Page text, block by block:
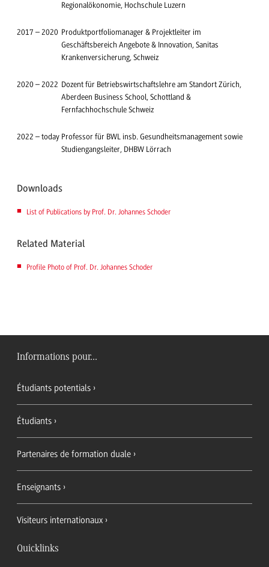
Regionalökonomie, Hochschule Luzern
2017 – 2020 Produktportfoliomanager & Projektleiter im
Geschäftsbereich Angebote & Innovation, Sanitas
Krankenversicherung, Schweiz
2020 – 2022 Dozent für Betriebswirtschaftslehre am Standort Zürich,
Aberdeen Business School, Schottland &
Fernfachhochschule Schweiz
2022 – today Professor für BWL insb. Gesundheitsmanagement sowie
Studiengangsleiter, DHBW Lörrach
Downloads
List of Publications by Prof. Dr. Johannes Schoder
Related Material
Profile Photo of Prof. Dr. Johannes Schoder
Informations pour...
Étudiants potentials
Étudiants
Partenaires de formation duale
Enseignants
Visiteurs internationaux
Quicklinks